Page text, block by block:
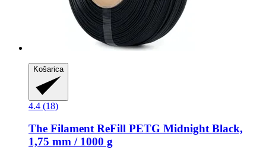
Košarica
4.4 (18)
The FilamentReFill PETG Midnight Black,
1,75 mm / 1000 g